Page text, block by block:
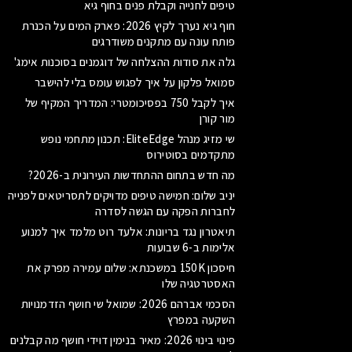
טיפים לחנייה וקבלת פנים בחוף גיא
חוף גיא נערך לקיץ 2026: פארק המים על הכנרת
פותח עונה עם מתקנים משודרגים
גלה את סודות ההצלחה של דוגמנים בסוכנות אימג'
סמואל פלקון על איך לפגוש עומס בלי להישבר
איך לקבל 750 בפסיכומטרי: המדריך המקיף של
מור קורן
שי מזיג מנהל EliteEdge: תכנון מתחמי נופש
מתקדמים בסוטירוס
מה חדש בתחום ההתחדשות העירונית ב-2026?
יניב שלום: חמישה טיפים מדויקים לתסריטאים לפנייה
לחברות הפקה עם הגשה לסדרה
תיאטרון נגד בריונות: אלעד רוט מלמד איך למנוע
אלימות ב-6 שבועות
חיסכון 150K במשכנתא: שלום עמירה מפרק את
האסטרטגיה שלו
הסכמי אברהם 2026: שמואל שי חושף הזדמנויות
השקעה במפרץ
פינוי בינוי 2026: מאיר בנימין דוידי חושף מה קבלנים